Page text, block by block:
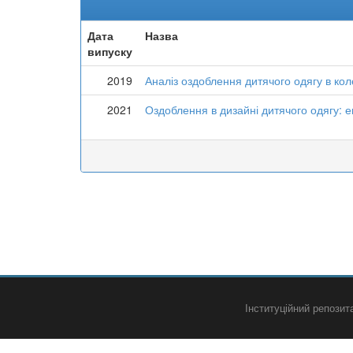
Дата
випуску
Назва
2019 Аналіз оздоблення дитячого одягу в
2021
Оздоблення в дизайні дитячого одягу:
Інституційний